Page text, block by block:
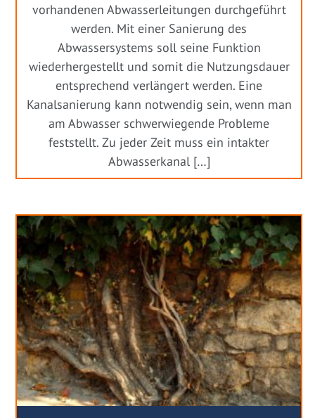
vorhandenen Abwasserleitungen durchgeführt
werden. Mit einer Sanierung des
Abwassersystems soll seine Funktion
wiederhergestellt und somit die Nutzungsdauer
entsprechend verlängert werden. Eine
Kanalsanierung kann notwendig sein, wenn man
am Abwasser schwerwiegende Probleme
feststellt. Zu jeder Zeit muss ein intakter
Abwasserkanal […]